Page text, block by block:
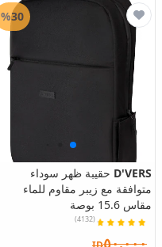
D'VERS حقيبة ظهر سوداء
متوافقة مع زيبر مقاوم للماء
مقاس 15.6 بوصة
(4132)
٥٠.٠٠٠
%30